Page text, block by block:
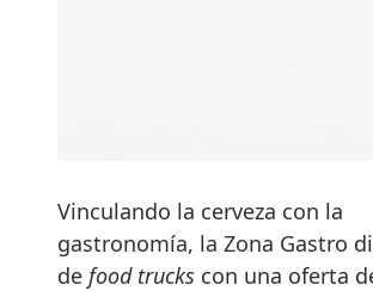
Vinculando la cerveza con la
gastronomía, la Zona Gastro
de food trucks con una oferta